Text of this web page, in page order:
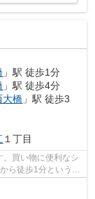
」駅 徒歩1分
」駅 徒歩4分
大橋 」駅 徒歩3
１丁目
買い物に便利なシ
ら徒歩1分というア